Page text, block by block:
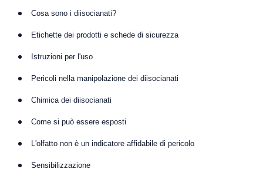
Cosa sono i diisocianati?
Etichette dei prodotti e schede di sicurezza
Istruzioni per l'uso
Pericoli nella manipolazione dei diisocianati
Chimica dei diisocianati
Come si può essere esposti
L'olfatto non è un indicatore affidabile di pericolo
Sensibilizzazione